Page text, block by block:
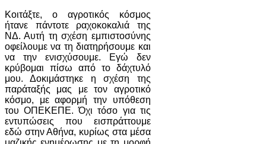
Κοιτάξτε, ο αγροτικός κόσμος
ήτανε πάντοτε ραχοκοκαλιά της
ΝΔ. Αυτή τη σχέση εμπιστοσύνης
οφείλουμε να τη διατηρήσουμε και
να την ενισχύσουμε. Εγώ δεν
κρύβομαι πίσω από το δάχτυλό
μου. Δοκιμάστηκε η σχέση της
παράταξής μας με τον αγροτικό
κόσμο, με αφορμή την υπόθεση
του ΟΠΕΚΕΠΕ. Όχι τόσο για τις
εντυπώσεις που εισπράττουμε
εδώ στην Αθήνα, κυρίως στα μέσα